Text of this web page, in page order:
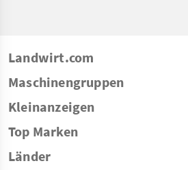
Landwirt.com
Maschinengruppen
Kleinanzeigen
Top Marken
Länder